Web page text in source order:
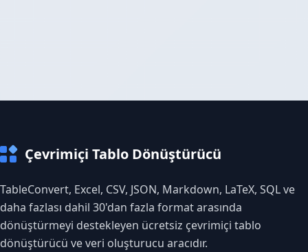
Çevrimiçi Tablo Dönüştürücü
TableConvert, Excel, CSV, JSON, Markdown, LaTeX, SQL ve
daha fazlası dahil 30'dan fazla format arasında
dönüştürmeyi destekleyen ücretsiz çevrimiçi tablo
dönüştürücü ve veri oluşturucu aracıdır.